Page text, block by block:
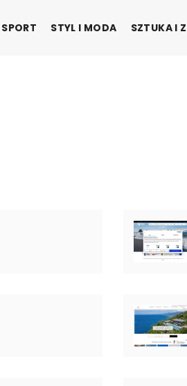
SPORT STYL I MODA SZTUKA I